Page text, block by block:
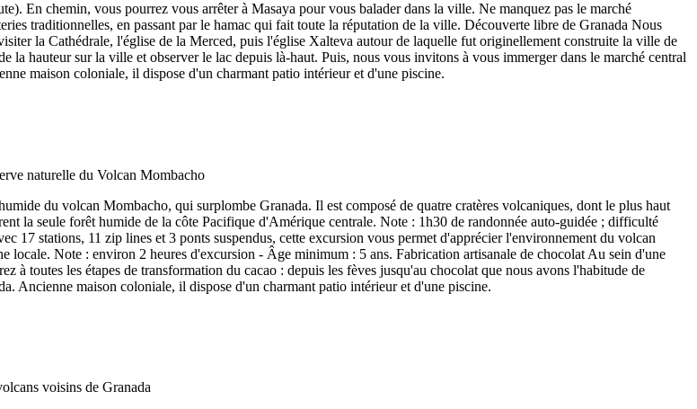
En chemin, vous pourrez vous arrêter à Masaya pour vous balader dans la ville. Ne manquez pas le marché
traditionnelles, en passant par le hamac qui fait toute la réputation de la ville. Découverte libre de Granada Nous
la Cathédrale, l'église de la Merced, puis l'église Xalteva autour de laquelle fut originellement construite la ville de
la hauteur sur la ville et observer le lac depuis là-haut. Puis, nous vous invitons à vous immerger dans le marché central
maison coloniale, il dispose d'un charmant patio intérieur et d'une piscine.
du volcan Mombacho, qui surplombe Granada. Il est composé de quatre cratères volcaniques, dont le plus haut
la seule forêt humide de la côte Pacifique d'Amérique centrale. Note : 1h30 de randonnée auto-guidée ; difficulté
17 stations, 11 zip lines et 3 ponts suspendus, cette excursion vous permet d'apprécier l'environnement du volcan
locale. Note : environ 2 heures d'excursion - Âge minimum : 5 ans. Fabrication artisanale de chocolat Au sein d'une
à toutes les étapes de transformation du cacao : depuis les fèves jusqu'au chocolat que nous avons l'habitude de
Ancienne maison coloniale, il dispose d'un charmant patio intérieur et d'une piscine.